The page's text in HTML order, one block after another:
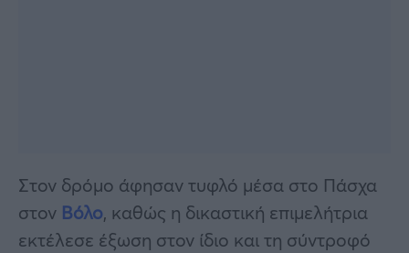
Στον δρόμο άφησαν τυφλό μέσα στο Πάσχα
στον Βόλο, καθώς η δικαστική επιμελήτρια
εκτέλεσε έξωση στον ίδιο και τη σύντροφό